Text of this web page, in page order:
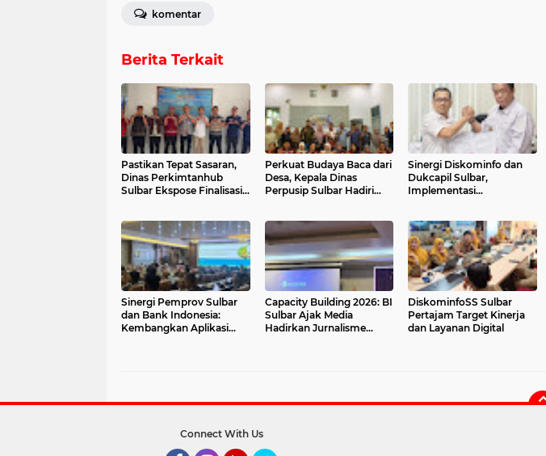
komentar
Berita Terkait
Pastikan Tepat Sasaran,
Dinas Perkimtanhub
Sulbar Ekspose Finalisasi
Perkuat Budaya Baca dari
Desa, Kepala Dinas
Perpusip Sulbar Hadiri
Perpusnas di Tapandullu
Sinergi Diskominfo dan
Dukcapil Sulbar,
Implementasi
Sinergi Pemprov Sulbar
dan Bank Indonesia:
Kembangkan Aplikasi
Capacity Building 2026: BI
Sulbar Ajak Media
Hadirkan Jurnalisme
DiskominfoSS Sulbar
Pertajam Target Kinerja
dan Layanan Digital
Connect With Us